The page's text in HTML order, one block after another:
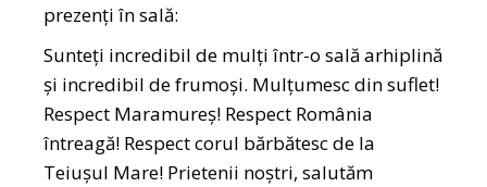
prezenți în sală:
Sunteți incredibil de mulți într-o sală arhiplină
și incredibil de frumoși. Mulțumesc din suflet!
Respect Maramureș! Respect România
întreagă! Respect corul bărbătesc de la
Teiușul Mare! Prietenii noștri, salutăm